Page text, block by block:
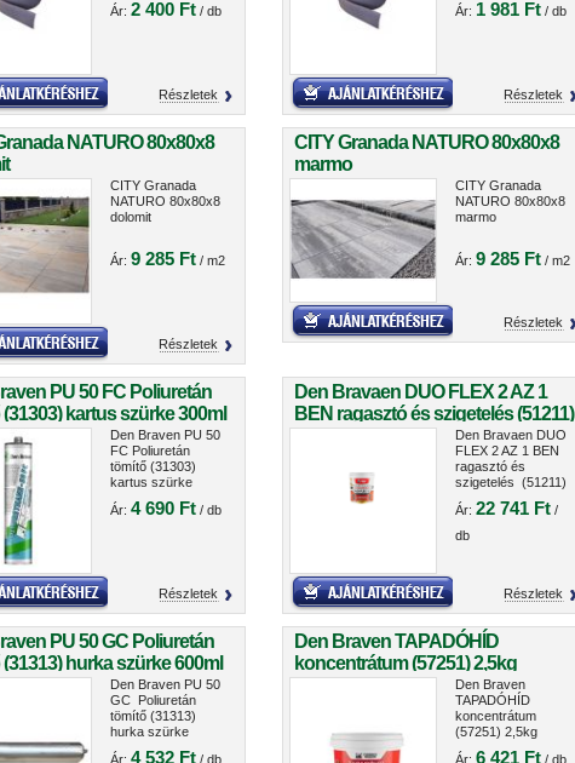
Ár: 2 400 Ft/ db
Részletek
Ár: 1 981 Ft/ db
Részletek
NATURO 80x80x8
CITY Granada
NATURO 80x80x8
dolomit
Ár: 9 285 Ft/ m2
Részletek
CITY Granada NATURO 80x80x8
marmo
CITY Granada
NATURO 80x80x8
marmo
Ár: 9 285 Ft/ m2
Részletek
PU 50 FC Poliuretán
kartus szürke 300ml
Den Braven PU 50
FC Poliuretán
tömítő (31303)
kartus szürke
Ár: 4 690 Ft/ db
Részletek
Den Bravaen DUO FLEX 2 AZ 1
BEN ragasztó és szigetelés (51211)
5kg
Den Bravaen DUO
FLEX 2 AZ 1 BEN
ragasztó és
szigetelés (51211)
Ár: 22 741 Ft/
db
Részletek
PU 50 GC Poliuretán
hurka szürke 600ml
Den Braven PU 50
GC Poliuretán
tömítő (31313)
hurka szürke
Ár: 4 532 Ft/ db
Den Braven TAPADÓHÍD
koncentrátum (57251) 2,5kg
Den Braven
TAPADÓHÍD
koncentrátum
(57251) 2,5kg
Ár: 6 421 Ft/ db